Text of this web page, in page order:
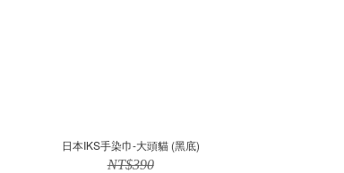
日本IKS手染巾-大頭貓 (黑底)
NT$390